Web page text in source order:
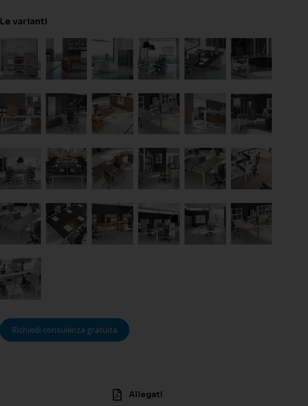
Le varianti
Richiedi consulenza gratuita
Allegati